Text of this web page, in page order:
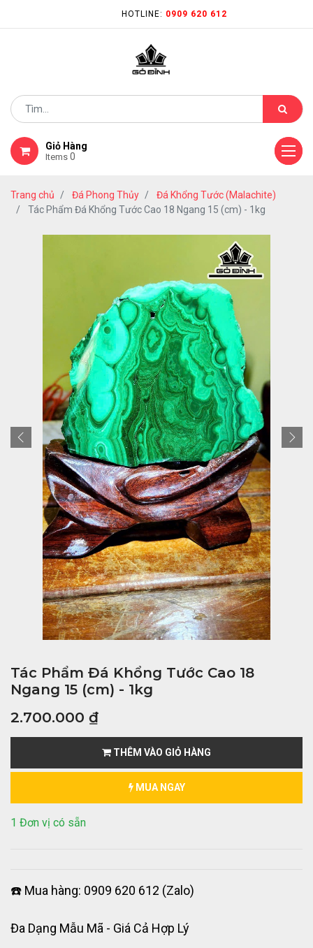
HOTLINE: 0909 620 612
Giỏ Hàng
Items 0
Trang chủ Đá Phong Thủy
Đá Khổng Tước (Malachite)
Tác Phẩm Đá Khổng Tước Cao 18 Ngang 15 (cm) - 1kg
Tác Phẩm Đá Khổng Tước Cao 18
Ngang 15 (cm) - 1kg
2.700.000 ₫
THÊM VÀO GIỎ HÀNG
MUA NGAY
1 Đơn vị có sẵn
☎️ Mua hàng: 0909 620 612 (Zalo)
Đa Dạng Mẫu Mã - Giá Cả Hợp Lý